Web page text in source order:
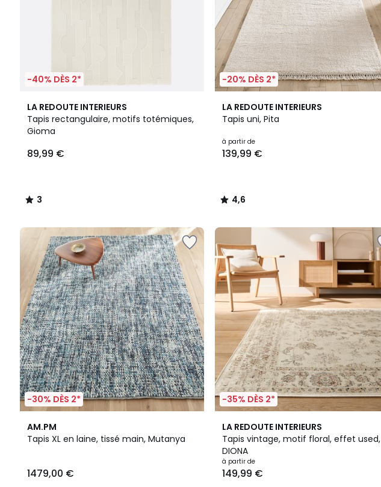
-40% DÈS 2*
LA REDOUTE INTERIEURS
Tapis rectangulaire, motifs totémiques,
Gioma
89,99 €
3
/
5
3
/
-20% DÈS 2*
LA REDOUTE INTERIEURS
Tapis uni, Pita
à partir de
139,99 €
4,6
/ 5
4,6
/
-30% DÈS 2*
AM.PM
Tapis XL en laine, tissé main, Mutanya
1479,00 €
-35% DÈS 2*
LA REDOUTE INTERIEURS
Tapis vintage, motif floral, effet used,
DIONA
à partir de
149,99 €
5
/
5